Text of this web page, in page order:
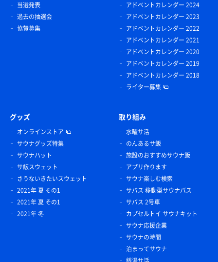
当選発表
過去の抽選会
協賛募集
アドベントカレンダー 2024
アドベントカレンダー 2023
アドベントカレンダー 2022
アドベントカレンダー 2021
アドベントカレンダー 2020
アドベントカレンダー 2019
アドベントカレンダー 2018
ライター募集
グッズ
オンラインストア
サウナグッズ特集
サウナハット
サ飯スウェット
さうないきたいスウェット
2021年 夏 その1
2021年 夏 その1
2021年 冬
取り組み
水曜サ活
のんあるサ飯
施設のおすすめサウナ飯
アプリ作ります
サウナ楽しむ検索
サバス 移動型サウナバス
サバス 2号車
カプセルトイ サウナキット
サウナ応援企業
サウナの時間
泊まってサウナ